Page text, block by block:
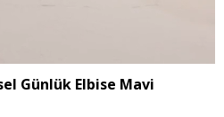
Günlük Elbise Mavi